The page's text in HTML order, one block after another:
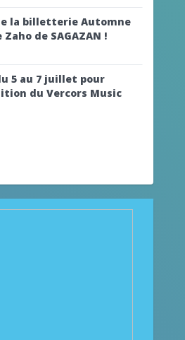
la billetterie Automne
de SAGAZAN !
5 au 7 juillet pour
du Vercors Music